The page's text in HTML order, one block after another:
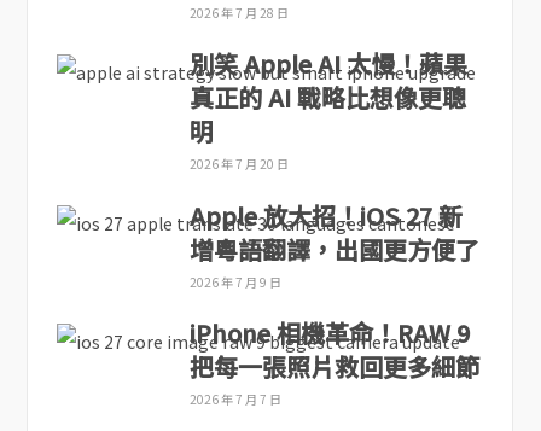
2026 年 7 月 28 日
別笑 Apple AI 太慢！蘋果
真正的 AI 戰略比想像更聰
明
2026 年 7 月 20 日
Apple 放大招！iOS 27 新
增粵語翻譯，出國更方便了
2026 年 7 月 9 日
iPhone 相機革命！RAW 9
把每一張照片救回更多細節
2026 年 7 月 7 日